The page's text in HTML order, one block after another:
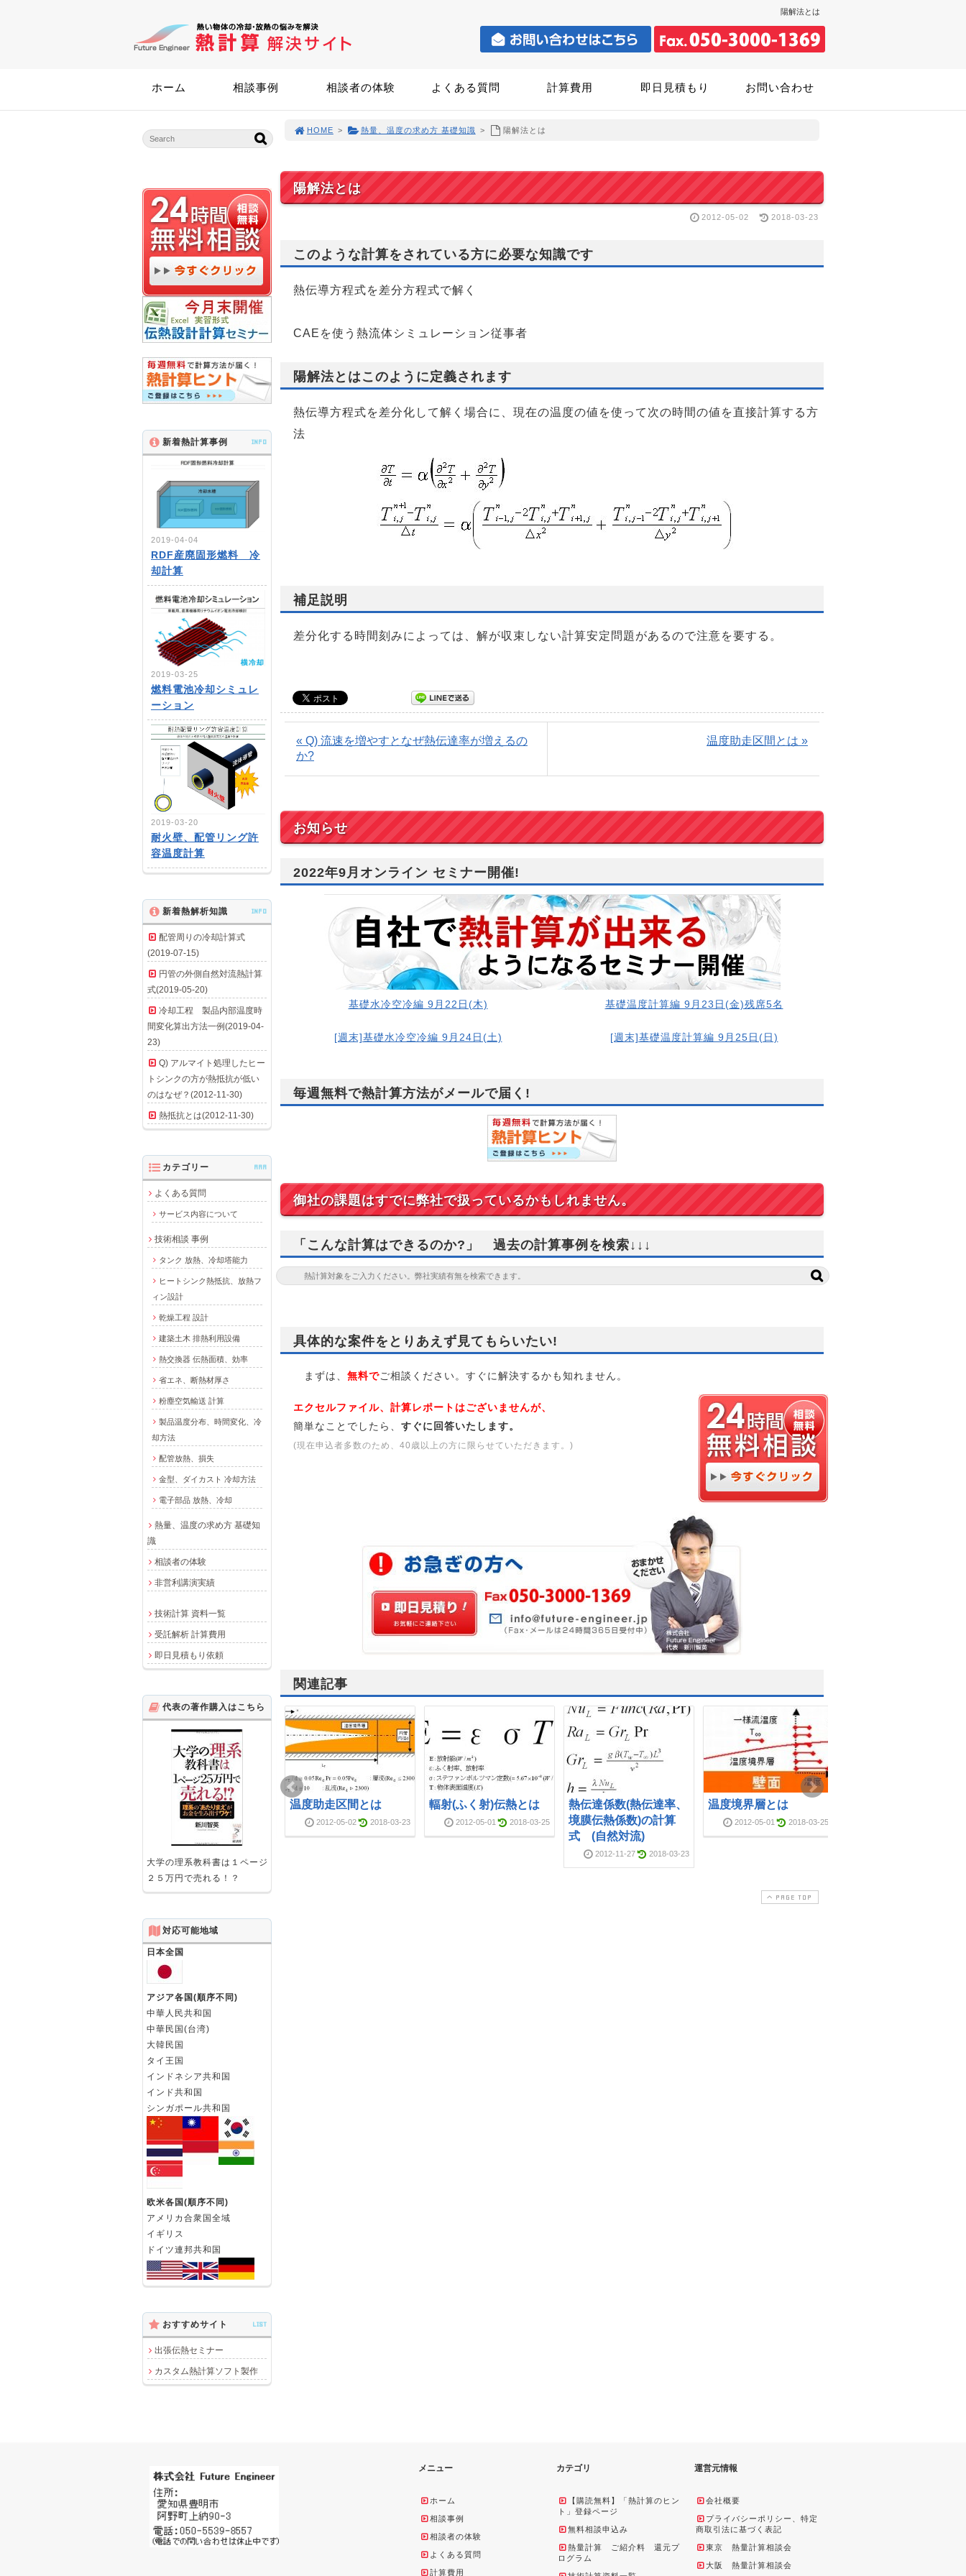
陽解法とは
ホーム 相談事例 相談者の体験 よくある質問 計算費用 即日見積もり お問い合わせ
HOME > 熱量、温度の求め方 基礎知識 > 陽解法とは
陽解法とは
2012-05-02 2018-03-23
このような計算をされている方に必要な知識です
熱伝導方程式を差分方程式で解く
CAEを使う熱流体シミュレーション従事者
陽解法とはこのように定義されます
熱伝導方程式を差分化して解く場合に、現在の温度の値を使って次の時間の値を直接計算する方
法
補足説明
差分化する時間刻みによっては、解が収束しない計算安定問題があるので注意を要する。
« Q) 流速を増やすとなぜ熱伝達率が増えるの
か?
温度助走区間とは »
お知らせ
2022年9月オンライン セミナー開催!
基礎水冷空冷編 9月22日(木) 基礎温度計算編 9月23日(金)残席5名
[週末]基礎水冷空冷編 9月24日(土) [週末]基礎温度計算編 9月25日(日)
毎週無料で熱計算方法がメールで届く!
御社の課題はすでに弊社で扱っているかもしれません。
「こんな計算はできるのか?」 過去の計算事例を検索↓↓↓
具体的な案件をとりあえず見てもらいたい!
まずは、 無料でご相談ください。すぐに解決するかも知れません。
エクセルファイル、計算レポートはございませんが、
簡単なことでしたら、 すぐに回答いたします。
(現在申込者多数のため、40歳以上の方に限らせていただきます。)
関連記事
集中熱容量モデルとは
2011-01-21 2020-08-16
温度助走区間とは
2012-05-02 2018-03-23
輻射(ふく射)伝熱とは
2012-05-01 2018-03-25
熱伝達係数(熱伝達率、
境膜伝熱係数)の計算
式 (自然対流)
2012-11-27 2018-03-23
温度境界層とは
2012-05-01 2018-03-25
体膨張係数とは
2012-04-15
PAGE TOP
新着熱計算事例 INFO
2019-04-04
RDF産廃固形燃料 冷
却計算
2019-03-25
燃料電池冷却シミュレ
ーション
2019-03-20
耐火壁、配管リング許
容温度計算
新着熱解析知識 INFO
配管周りの冷却計算式
(2019-07-15)
円管の外側自然対流熱計算
式(2019-05-20)
冷却工程 製品内部温度時
間変化算出方法一例(2019-04-
23)
Q) アルマイト処理したヒー
トシンクの方が熱抵抗が低い
のはなぜ？(2012-11-30)
熱抵抗とは(2012-11-30)
カテゴリー AAA
よくある質問
サービス内容について
技術相談 事例
タンク 放熱、冷却塔能力
ヒートシンク熱抵抗、放熱フ
ィン設計
乾燥工程 設計
建築土木 排熱利用設備
熱交換器 伝熱面積、効率
省エネ、断熱材厚さ
粉塵空気輸送 計算
製品温度分布、時間変化、冷
却方法
配管放熱、損失
金型、ダイカスト 冷却方法
電子部品 放熱、冷却
熱量、温度の求め方 基礎知
識
相談者の体験
非営利講演実績
技術計算 資料一覧
受託解析 計算費用
即日見積もり依頼
代表の著作購入はこちら
大学の理系教科書は１ページ
２５万円で売れる！？
対応可能地域
日本全国
アジア各国(順序不同)
中華人民共和国
中華民国(台湾)
大韓民国
タイ王国
インドネシア共和国
インド共和国
シンガポール共和国
欧米各国(順序不同)
アメリカ合衆国全域
イギリス
ドイツ連邦共和国
おすすめサイト LIST
出張伝熱セミナー
カスタム熱計算ソフト製作
メニュー
ホーム
相談事例
相談者の体験
よくある質問
計算費用
カテゴリ
【購読無料】「熱計算のヒン
ト」登録ページ
無料相談申込み
熱量計算 ご紹介料 還元プ
ログラム
運営元情報
会社概要
プライバシーポリシー、特定
商取引法に基づく表記
東京 熱量計算相談会
大阪 熱量計算相談会